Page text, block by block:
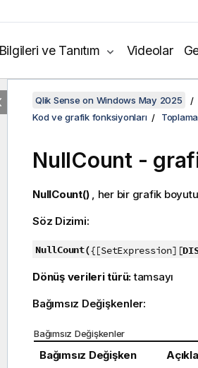
ve Tanıtım Videolar
Qlik Sense on Windows May 2025
Kod ve grafik fonksiyonları
NullCount-
NullCount() , her bir grafik
Söz Dizimi:
NullCount({[SetExpression][
Dönüş verileri türü:tamsayı
Bağımsız Değişkenler:
Bağımsız Değişkenler
Bağımsız Değişken